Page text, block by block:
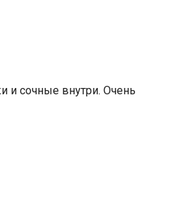
и сочные внутри. Очень